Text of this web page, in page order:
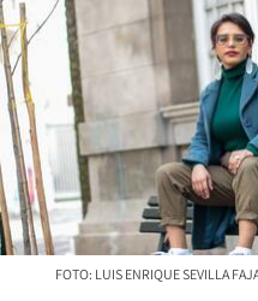
FOTO: LUIS ENRIQUE SEVILLA